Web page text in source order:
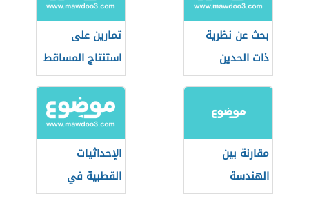
بحث عن نظرية
ذات الحدين
تمارين على
استنتاج المساقط
في الرسم
الهندسي
مقارنة بين
الهندسة
الإقليدية
الإحداثيات
القطبية في
الرياضيات